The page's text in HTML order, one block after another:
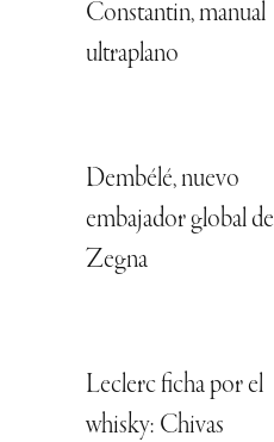
Constantin, manual
ultraplano
Dembélé, nuevo
embajador global de
Zegna
Leclerc ficha por el
whisky: Chivas